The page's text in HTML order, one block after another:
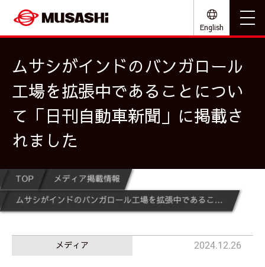
English
ムサシがインドのバンガロール
工場を拡張中であることについ
て「日刊自動車新聞」に掲載さ
れました
TOP
メディア掲載情報
ムサシがインドのバンガロール工場を拡張中であることについて「日刊自動車新聞」に掲載されました
メディア 2024.12.26